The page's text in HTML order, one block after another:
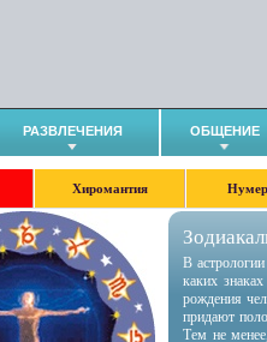
РАЗВЛЕЧЕНИЯ ОБЩЕНИЕ
Хиромантия
В
каких
рождения
придают
Тем не